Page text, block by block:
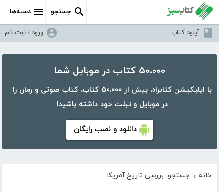
دسته‌ها جستجو
آپلود کتاب ورود / ثبت نام
۵۰،۰۰۰ کتاب در موبایل شما
با اپلیکیشن کتابراه، بیش از ۵۰،۰۰۰ کتاب، کتاب صوتی و رمان را
در موبایل و تبلت خود داشته باشید!
دانلود و نصب رایگان
خانه › جستجو: بررسی تاریخ آمریکا